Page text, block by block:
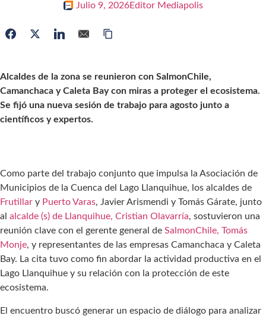
Julio 9, 2026Editor Mediapolis
Alcaldes de la zona se reunieron con SalmonChile,
Camanchaca y Caleta Bay con miras a proteger el ecosistema.
Se fijó una nueva sesión de trabajo para agosto junto a
científicos y expertos.
Como parte del trabajo conjunto que impulsa la Asociación de
Municipios de la Cuenca del Lago Llanquihue, los alcaldes de
Frutillar y Puerto Varas, Javier Arismendi y Tomás Gárate, junto
al alcalde (s) de Llanquihue, Cristian Olavarría, sostuvieron una
reunión clave con el gerente general de SalmonChile, Tomás
Monje, y representantes de las empresas Camanchaca y Caleta
Bay. La cita tuvo como fin abordar la actividad productiva en el
Lago Llanquihue y su relación con la protección de este
ecosistema.
El encuentro buscó generar un espacio de diálogo para analizar